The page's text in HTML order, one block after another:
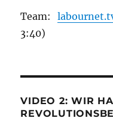
Team:
3:40)
VIDEO 2: WIR